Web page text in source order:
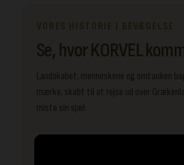
VORES HISTORIE I BEVÆGELSE
Se, hvor KORVEL
Landskabet, menneskene og omtanken
mærke, skabt til at rejse ud over
miste sin sjæl.